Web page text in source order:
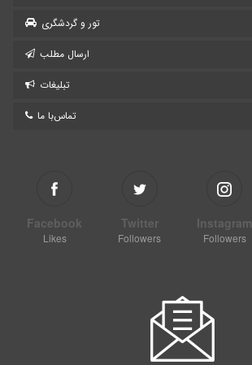
تور و گردشگری
ارسال مطلب
تبلیغات
تماس‌با ما
Facebook
Likes
Twitter
Followers
Instagram
Followers